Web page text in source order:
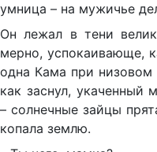
умница – на мужичье
Он лежал в тени
мерно, успокаивающе,
одна Кама при
как заснул,
– солнечные зайцы
копала землю.